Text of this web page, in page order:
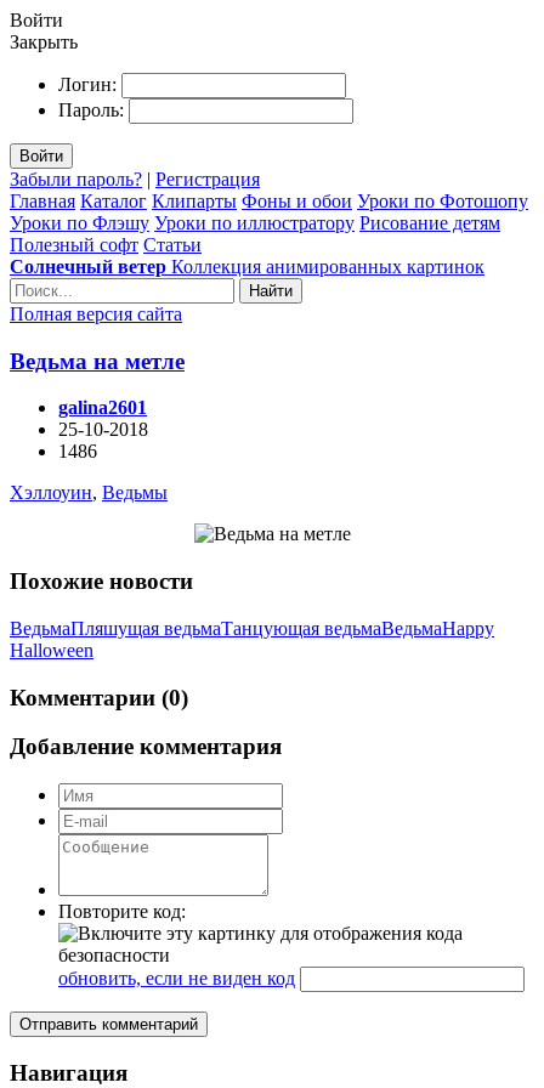
Войти
Закрыть
Логин:
Пароль:
Войти
Забыли пароль? | Регистрация
Главная Каталог Клипарты Фоны и обои Уроки по Фотошопу
Уроки по Флэшу Уроки по иллюстратору Рисование детям
Полезный софт Статьи
Солнечный ветер Коллекция анимированных картинок
Найти
Полная версия сайта
Ведьма на метле
galina2601
25-10-2018
1486
Хэллоуин, Ведьмы
Похожие новости
ВедьмаПляшущая ведьмаТанцующая ведьмаВедьмаHappy
Halloween
Комментарии (0)
Добавление комментария
Повторите код:
обновить, если не виден код
Отправить комментарий
Навигация